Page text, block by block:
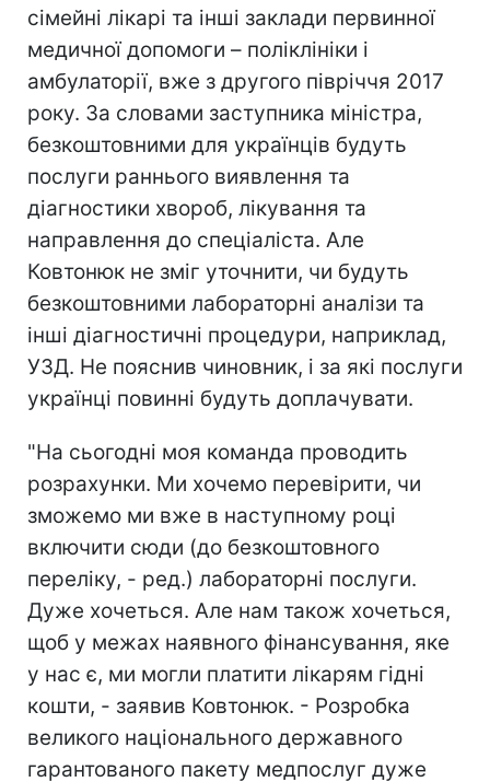
сімейні лікарі та інші заклади первинної
медичної допомоги – поліклініки і
амбулаторії, вже з другого півріччя 2017
року. За словами заступника міністра,
безкоштовними для українців будуть
послуги раннього виявлення та
діагностики хвороб, лікування та
направлення до спеціаліста. Але
Ковтонюк не зміг уточнити, чи будуть
безкоштовними лабораторні аналізи та
інші діагностичні процедури, наприклад,
УЗД. Не пояснив чиновник, і за які послуги
українці повинні будуть доплачувати.
"На сьогодні моя команда проводить
розрахунки. Ми хочемо перевірити, чи
зможемо ми вже в наступному році
включити сюди (до безкоштовного
переліку, - ред.) лабораторні послуги.
Дуже хочеться. Але нам також хочеться,
щоб у межах наявного фінансування, яке
у нас є, ми могли платити лікарям гідні
кошти, - заявив Ковтонюк. - Розробка
великого національного державного
гарантованого пакету медпослуг дуже